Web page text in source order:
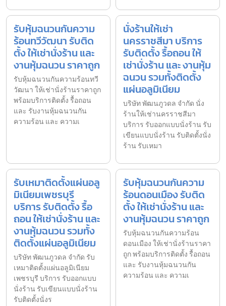
รับหุ้มฉนวนกันความ
ร้อนทวีวัฒนา รับติด
ตั้ง ให้เช่านั่งร้าน และ
งานหุ้มฉนวน ราคาถูก
รับหุ้มฉนวนกันความร้อนทวี
วัฒนา ให้เช่านั่งร้านราคาถูก
พร้อมบริการติดตั้ง รื้อถอน
และ รับงานหุ้มฉนวนกัน
ความร้อน และ ความเ
นั่งร้านให้เช่า
นครราชสีมา บริการ
รับติดตั้ง รื้อถอน ให้
เช่านั่งร้าน และ งานหุ้ม
ฉนวน รวมทั้งติดตั้ง
แผ่นอลูมิเนียม
บริษัท พัฒนภูวดล จำกัด นั่ง
ร้านให้เช่านครราชสีมา
บริการ รับออกแบบนั่งร้าน รับ
เขียนแบบนั่งร้าน รับติดตั้งนั่ง
ร้าน รับเหมา
รับเหมาติดตั้งแผ่นอลู
มิเนียมเพชรบุรี
บริการ รับติดตั้ง รื้อ
ถอน ให้เช่านั่งร้าน และ
งานหุ้มฉนวน รวมทั้ง
ติดตั้งแผ่นอลูมิเนียม
บริษัท พัฒนภูวดล จำกัด รับ
เหมาติดตั้งแผ่นอลูมิเนียม
เพชรบุรี บริการ รับออกแบบ
นั่งร้าน รับเขียนแบบนั่งร้าน
รับติดตั้งนั่งร
รับหุ้มฉนวนกันความ
ร้อนดอนเมือง รับติด
ตั้ง ให้เช่านั่งร้าน และ
งานหุ้มฉนวน ราคาถูก
รับหุ้มฉนวนกันความร้อน
ดอนเมือง ให้เช่านั่งร้านราคา
ถูก พร้อมบริการติดตั้ง รื้อถอน
และ รับงานหุ้มฉนวนกัน
ความร้อน และ ความเ